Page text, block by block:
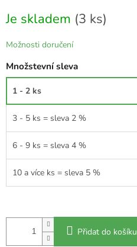
cena:
Je skladem (3 ks)
Možnosti doručení
Množstevní sleva
1 - 2 ks
3 - 5 ks = sleva 2 %
6 - 9 ks = sleva 4 %
10 a více ks = sleva 5 %
Přidat do košíku